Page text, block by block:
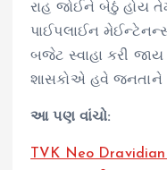
રાહ જોઈને બેઠું હોય
પાઈપલાઈન
બજેટ સ્વાહા કરી જાય
શાસકોએ હવે
આ પણ વાંચો:
TVK Neo Dravidian